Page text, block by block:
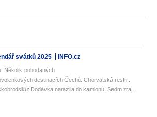
svátků 2025 INFO.cz
Několik pobodaných
destinacích Čechů: Chorvatská restri...
Dodávka narazila do kamionu! Sedm zra...